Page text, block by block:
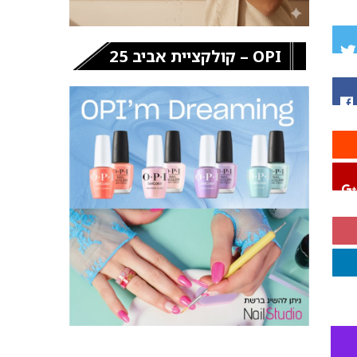
OPI – קולקציית אביב 25